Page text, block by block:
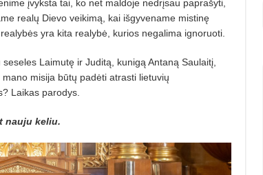
įvyksta tai, ko net maldoje nedrįsau paprašyti,
realų Dievo veikimą, kai išgyvename mistinę
yra kita realybė, kurios negalima ignoruoti.
Laimutę ir Juditą, kunigą Antaną Saulaitį,
misija būtų padėti atrasti lietuvių
Laikas parodys.
nauju keliu.